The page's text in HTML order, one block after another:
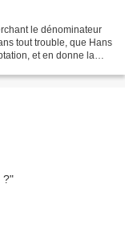
le dénominateur
tout trouble, que Hans
et en donne la